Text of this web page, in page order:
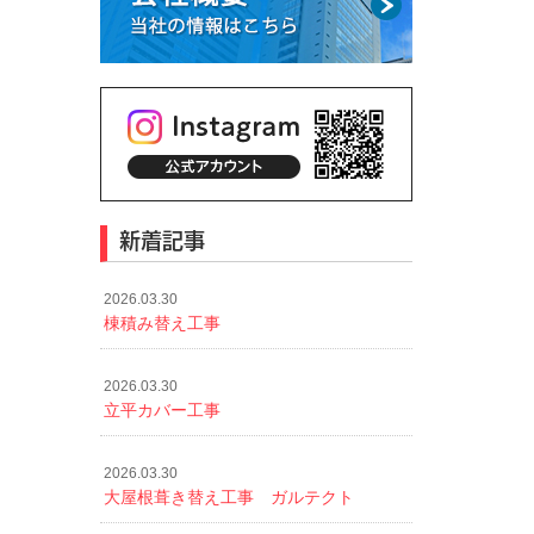
新着記事
2026.03.30
棟積み替え工事
2026.03.30
立平カバー工事
2026.03.30
大屋根葺き替え工事 ガルテクト